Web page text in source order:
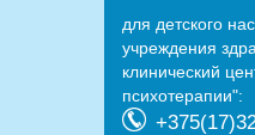
для детского
учреждения
клинический
психотерапии":